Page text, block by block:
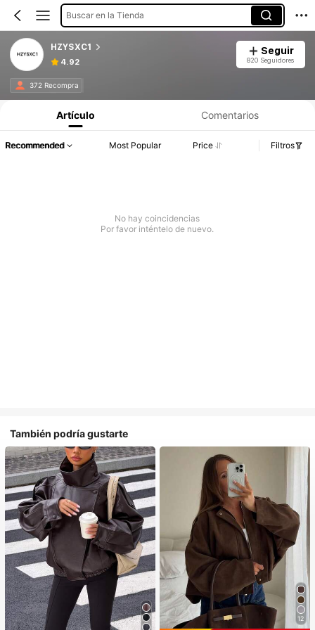
Buscar en la Tienda
HZYSXC1
4.92
Seguir
820 Seguidores
372 Recompra
Artículo Comentarios
Recommended Most Popular Price Filtros
No hay coincidencias
Por favor inténtelo de nuevo.
También podría gustarte
12